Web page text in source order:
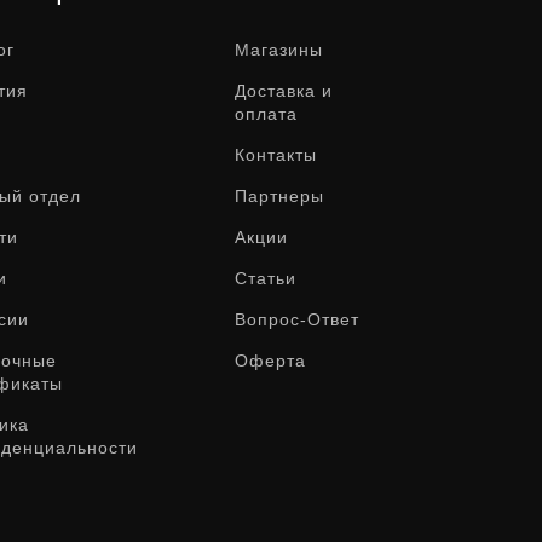
Магазины
Доставка и
оплата
Контакты
отдел Партнеры
Акции
Статьи
Вопрос-Ответ
Оферта